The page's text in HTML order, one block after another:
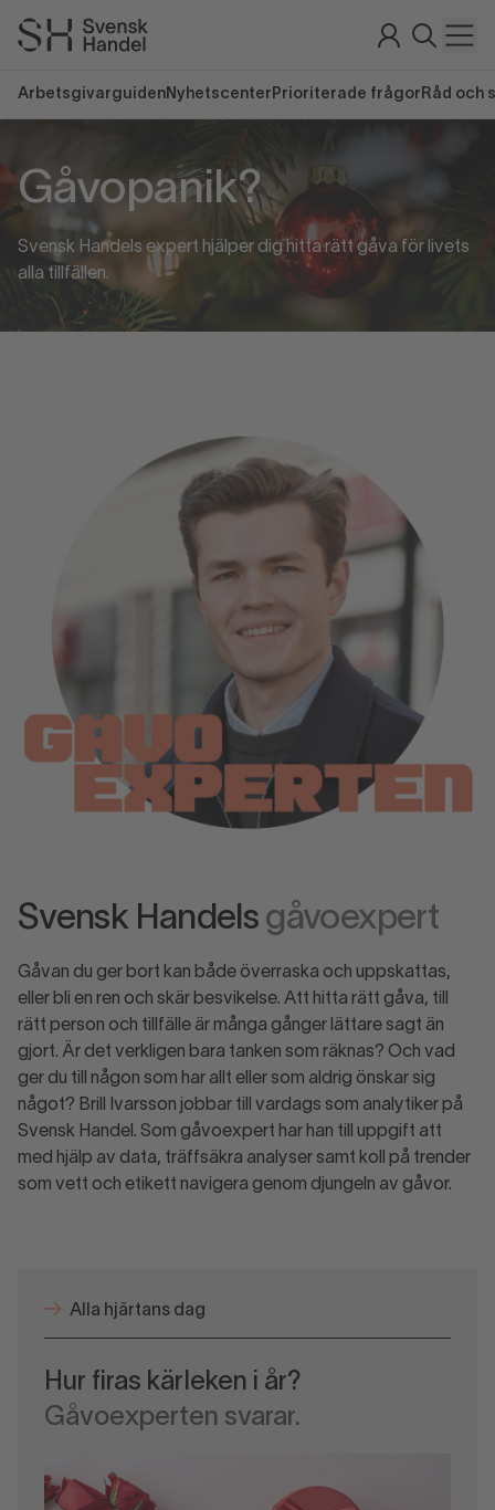
Arbetsgivarguiden Nyhetscenter Prioriterade frågor Råd och
Gåvopanik?
Svensk Handels expert hjälper dig hitta rätt gåva för livets
alla tillfällen.
Svensk Handels gåvoexpert
Gåvan du ger bort kan både överraska och uppskattas,
eller bli en ren och skär besvikelse. Att hitta rätt gåva, till
rätt person och tillfälle är många gånger lättare sagt än
gjort. Är det verkligen bara tanken som räknas? Och vad
ger du till någon som har allt eller som aldrig önskar sig
något? Brill Ivarsson jobbar till vardags som analytiker på
Svensk Handel. Som gåvoexpert har han till uppgift att
med hjälp av data, träffsäkra analyser samt koll på trender
som vett och etikett navigera genom djungeln av gåvor.
Alla hjärtans dag
Hur firas kärleken i år?
Gåvoexperten svarar.